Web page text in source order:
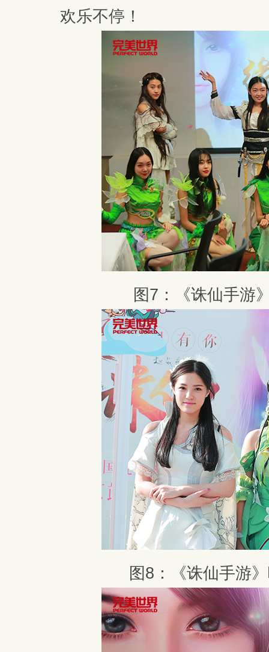
欢乐不停！
图7：《诛仙手游
图8：《诛仙手游